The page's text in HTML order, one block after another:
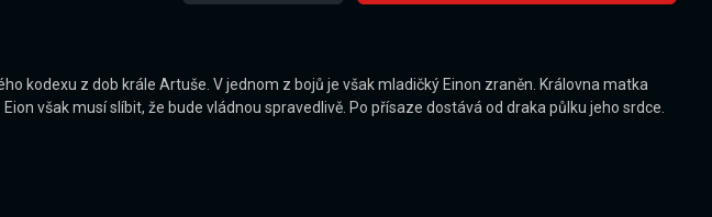
kodexu z dob krále Artuše. V jednom z bojů je však mladičký Einon zraněn. Královna matka
však musí slíbit, že bude vládnou spravedlivě. Po přísaze dostává od draka půlku jeho srdce.